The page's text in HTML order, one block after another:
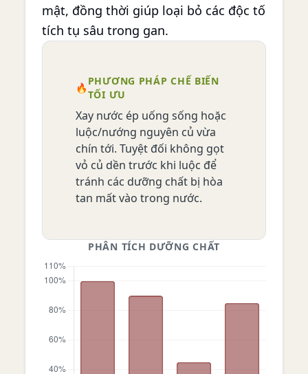
mật, đồng thời giúp loại bỏ các độc tố
tích tụ sâu trong gan.
🔥
PHƯƠNG PHÁP CHẾ BIẾN
TỐI ƯU
Xay nước ép uống sống hoặc
luộc/nướng nguyên củ vừa
chín tới. Tuyệt đối không gọt
vỏ củ dền trước khi luộc để
tránh các dưỡng chất bị hòa
tan mất vào trong nước.
PHÂN TÍCH DƯỠNG CHẤT